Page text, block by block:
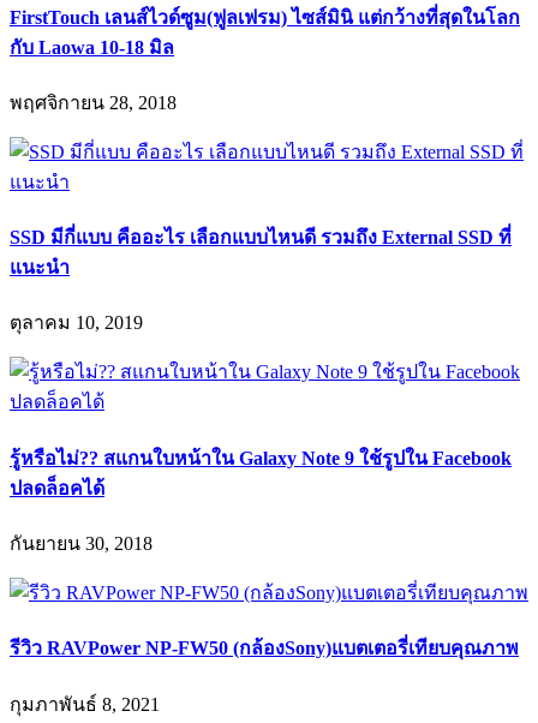
FirstTouch เลนส์ไวด์ซูม(ฟูลเฟรม) ไซส์มินิ แต่กว้างที่สุดในโลก
กับ Laowa 10-18 มิล
พฤศจิกายน 28, 2018
SSD มีกี่แบบ คืออะไร เลือกแบบไหนดี รวมถึง External SSD ที่
แนะนำ
ตุลาคม 10, 2019
รู้หรือไม่?? สแกนใบหน้าใน Galaxy Note 9 ใช้รูปใน Facebook
ปลดล็อคได้
กันยายน 30, 2018
รีวิว RAVPower NP-FW50 (กล้องSony)แบตเตอรี่เทียบคุณภาพ
กุมภาพันธ์ 8, 2021